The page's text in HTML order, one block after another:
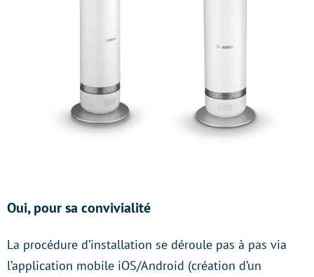
Oui, pour sa convivialité
La procédure d’installation se déroule pas à pas via
l’application mobile iOS/Android (création d’un